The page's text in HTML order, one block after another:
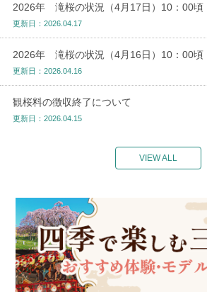
2026年 滝桜の状況（4月17日）10：00
更新日：2026.04.17
2026年 滝桜の状況（4月16日）10：00
更新日：2026.04.16
観桜料の徴収終了について
更新日：2026.04.15
VIEW ALL